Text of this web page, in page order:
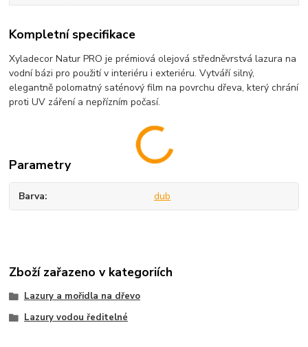
Kompletní specifikace
Xyladecor Natur PRO je prémiová olejová středněvrstvá lazura na
vodní bázi pro použití v interiéru i exteriéru. Vytváří silný,
elegantně polomatný saténový film na povrchu dřeva, který chrání
proti UV záření a nepřízním počasí.
Parametry
Barva dub
Zboží zařazeno v kategoriích
Lazury a mořidla na dřevo
Lazury vodou ředitelné